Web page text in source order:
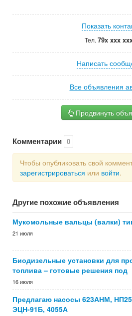
Показать
Тел. 79x xxx
Написать
Все объявления
Продвинуть
Комментарии 0
Чтобы опубликовать свой
зарегистрироваться или войти.
Другие похожие объявления
Мукомольные вальцы (валки)
21 июля
Биодизельные установки для
топлива – готовые решения под
16 июля
Предлагаю насосы 623АНМ,
ЭЦН-91Б, 4055А